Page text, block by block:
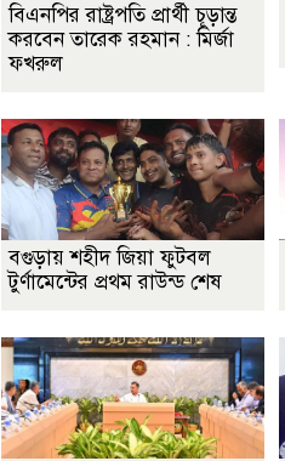
বিএনপির রাষ্ট্রপতি প্রার্থী চূড়ান্ত
করবেন তারেক রহমান : মির্জা
ফখরুল
বগুড়ায় শহীদ জিয়া ফুটবল
টুর্ণামেন্টের প্রথম রাউন্ড শেষ